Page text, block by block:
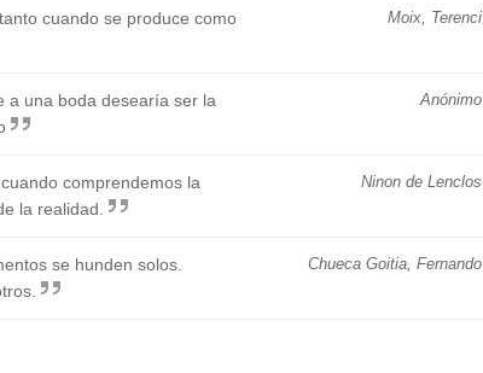
Moix, Terenci
cuando se produce como
Anónimo
a una boda desearía ser la
Ninon de Lenclos
comprendemos la
la realidad.
Chueca Goitia, Fernando
se hunden solos.